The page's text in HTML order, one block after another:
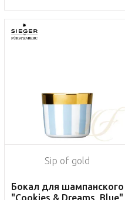
Sip of gold
Бокал для шампанского
"Cookies & Dreams, Blue"